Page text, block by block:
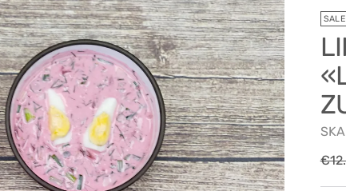
SALE